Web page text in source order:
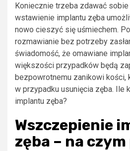
Koniecznie trzeba zdawać sobie
wstawienie implantu zęba
nowo cieszyć się uśmiechem.
rozmawianie bez potrzeby
świadomość, że omawiane
większości przypadków będą
bezpowrotnemu zanikowi kości,
w przypadku usunięcia zęba.
implantu zęba?
Wszczepienie
zęba – na